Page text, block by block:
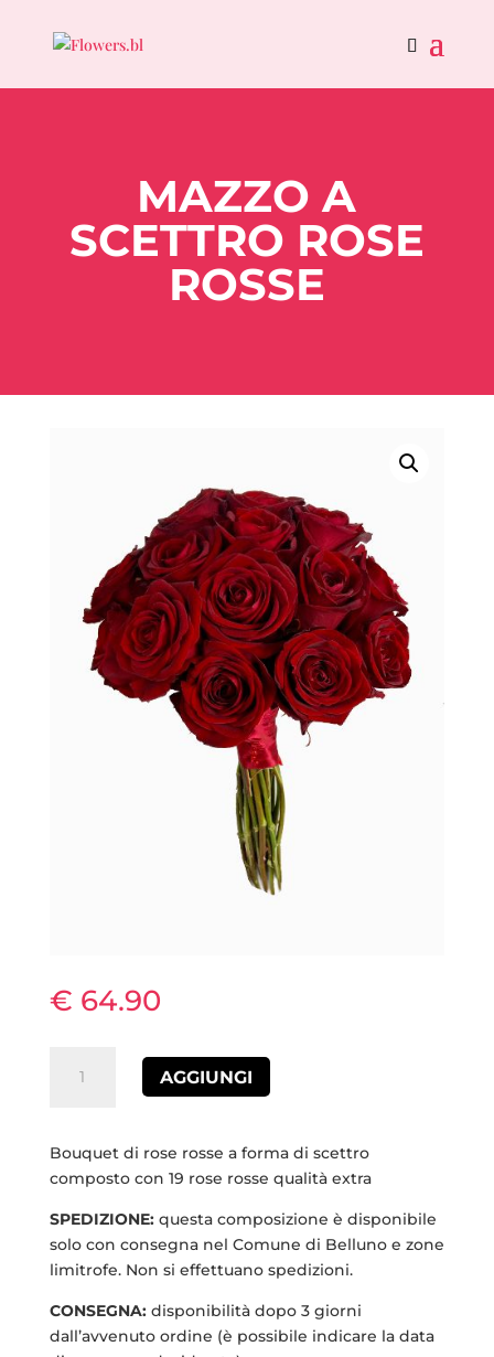
MAZZO A
SCETTRO ROSE
ROSSE
€ 64.90
ROSSE
quantità
AGGIUNGI
Bouquet di rose rosse a forma di scettro
composto con 19 rose rosse qualità extra
SPEDIZIONE: questa composizione è disponibile
solo con consegna nel Comune di Belluno e zone
limitrofe. Non si effettuano spedizioni.
CONSEGNA: disponibilità dopo 3 giorni
dall’avvenuto ordine (è possibile indicare la data